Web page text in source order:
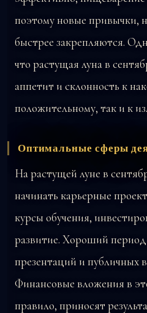
поэтому новые привычки,
быстрее закрепляются.
что растущая луна в
аппетит и склонность к
положительному, так и к
Оптимальные сферы
На растущей луне в
начинать карьерные
курсы обучения,
развитие. Хороший
презентаций и публичных
Финансовые вложения в
правило, приносят